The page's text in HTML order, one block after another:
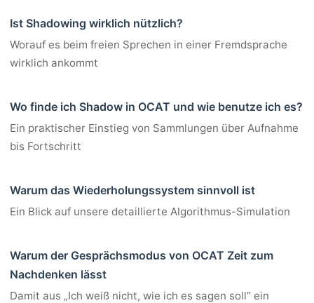
Ist Shadowing wirklich nützlich?
Worauf es beim freien Sprechen in einer Fremdsprache
wirklich ankommt
Wo finde ich Shadow in OCAT und wie benutze ich es?
Ein praktischer Einstieg von Sammlungen über Aufnahme
bis Fortschritt
Warum das Wiederholungssystem sinnvoll ist
Ein Blick auf unsere detaillierte Algorithmus-Simulation
Warum der Gesprächsmodus von OCAT Zeit zum
Nachdenken lässt
Damit aus „Ich weiß nicht, wie ich es sagen soll“ ein